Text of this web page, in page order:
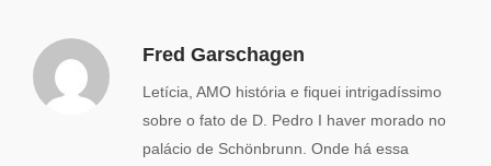
Fred Garschagen
Letícia, AMO história e fiquei intrigadíssimo
sobre o fato de D. Pedro I haver morado no
palácio de Schönbrunn. Onde há essa